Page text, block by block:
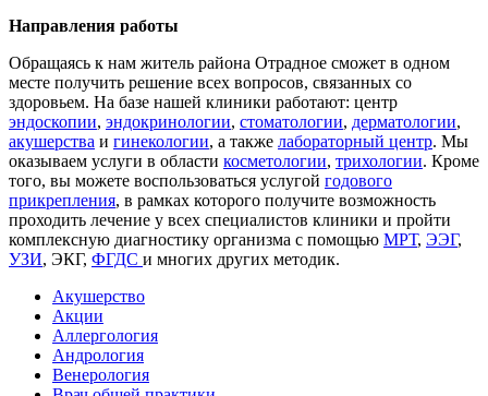
Направления работы
Обращаясь к нам житель района Отрадное сможет в одном
месте получить решение всех вопросов, связанных со
здоровьем. На базе нашей клиники работают: центр
эндоскопии, эндокринологии, стоматологии, дерматологии,
акушерства и гинекологии, а также лабораторный центр. Мы
оказываем услуги в области косметологии, трихологии. Кроме
того, вы можете воспользоваться услугой годового
прикрепления, в рамках которого получите возможность
проходить лечение у всех специалистов клиники и пройти
комплексную диагностику организма с помощью МРТ, ЭЭГ,
УЗИ, ЭКГ, ФГДС и многих других методик.
Акушерство
Акции
Аллергология
Андрология
Венерология